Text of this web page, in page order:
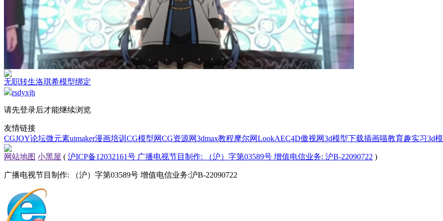
无职转生洛琪希模型绑定
rsdyxjh
请先登录后才能继续浏览
友情链接
CGJOY论坛微元素uimaker漫画培训 CG模型网CG资源网3dmax教程摩尔网LookAEC4D傲视网3d模型下载插画喵教育趣实习3d
网站地图 小黑屋 ( 沪ICP备12032161号 广播电视节目制作: （沪）字第03589号 增值电信业务: 沪B-22090722 )
广播电视节目制作: （沪）字第03589号 增值电信业务:沪B-22090722